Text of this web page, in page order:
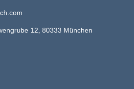
12, 80333 München